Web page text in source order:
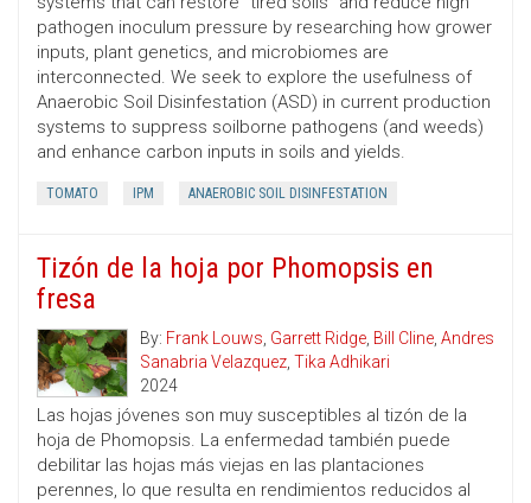
pathogen inoculum pressure by researching how grower
inputs, plant genetics, and microbiomes are
interconnected. We seek to explore the usefulness of
Anaerobic Soil Disinfestation (ASD) in current production
systems to suppress soilborne pathogens (and weeds)
and enhance carbon inputs in soils and yields.
TOMATO IPM ANAEROBIC SOIL DISINFESTATION
Tizón de la hoja por Phomopsis en
fresa
By: Frank Louws, Garrett Ridge, Bill Cline, Andres
Sanabria Velazquez, Tika Adhikari
2024
Las hojas jóvenes son muy susceptibles al tizón de la
hoja de Phomopsis. La enfermedad también puede
debilitar las hojas más viejas en las plantaciones
perennes, lo que resulta en rendimientos reducidos al